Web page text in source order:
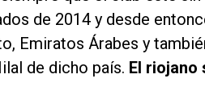
de 2014 y desde
Emiratos Árabes y
de dicho país. El riojano